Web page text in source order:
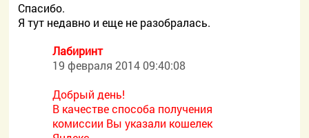
Спасибо.
Я тут недавно и еще не разобралась.
Лабиринт
19 февраля 2014 09:40:08
Добрый день!
В качестве способа получения
комиссии Вы указали кошелек